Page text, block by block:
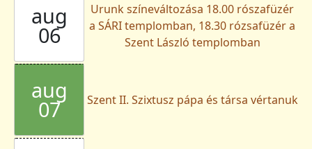
aug
06
Urunk színeváltozása 18.00 rószafüzér
a SÁRI templomban, 18.30 rózsafüzér a
Szent László templomban
aug
07 Szent II. Szixtusz pápa és társa vértanuk